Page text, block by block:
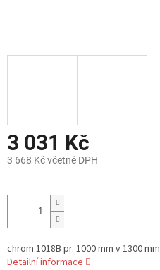
3 031 Kč
3 668 Kč včetně DPH
cena:
chrom 1018B pr. 1000 mm v 1300 mm
Detailní informace